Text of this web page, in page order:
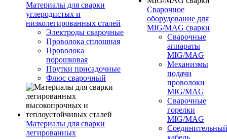
Материалы для сварки
углеродистых и
низколегированных сталей
Электроды сварочные
Проволока сплошная
Проволока
порошковая
Прутки присадочные
Флюс сварочный
Материалы для сварки
легированных
Сварочное
оборудование для
MIG/MAG сварки
Сварочные
аппараты
MIG/MAG
Механизмы
подачи
проволоки
MIG/MAG
Сварочные
горелки
MIG/MAG
Соединительный
кабель